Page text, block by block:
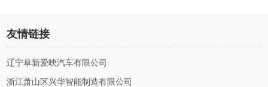
友情链接
辽宁阜新爱映汽车有限公司
浙江萧山区兴华智能制造有限公司